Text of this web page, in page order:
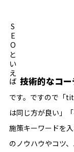
SEOといえば 技術的なコ
です。ですので「
は同じ方が良い」
施策キーワードを
のノウハウやコツ